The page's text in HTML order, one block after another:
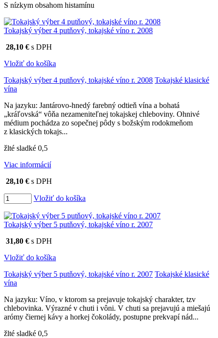
S nízkym obsahom histamínu
Tokajský výber 4 putňový, tokajské víno r. 2008
28,10 € s DPH
Vložiť do košíka
Tokajský výber 4 putňový, tokajské víno r. 2008 Tokajské klasické
vína
Na jazyku: Jantárovo-hnedý farebný odtieň vína a bohatá
„kráľovská“ vôňa nezameniteľnej tokajskej chleboviny. Ohnivé
médium pochádza zo sopečnej pôdy s božským rodokmeňom
z klasických tokajs...
žlté sladké 0,5
Viac informácií
28,10 € s DPH
Vložiť do košíka
Tokajský výber 5 putňový, tokajské víno r. 2007
31,80 € s DPH
Vložiť do košíka
Tokajský výber 5 putňový, tokajské víno r. 2007 Tokajské klasické
vína
Na jazyku: Víno, v ktorom sa prejavuje tokajský charakter, tzv
chlebovinka. Výrazné v chuti i vôni. V chuti sa prejavujú a miešajú
arómy čiernej kávy a horkej čokolády, postupne prekvapí nád...
žlté sladké 0,5